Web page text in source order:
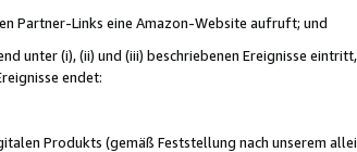
Partner-Links eine Amazon-Website aufruft; und
unter (i), (ii) und (iii) beschriebenen Ereignisse
endet:
Produkts (gemäß Feststellung nach unserem